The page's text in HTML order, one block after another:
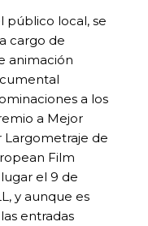
público local, se
cargo de
animación
a los
a Mejor
de
Film
el 9 de
y aunque es
entradas